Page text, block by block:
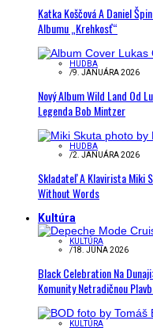
Katka Koščová A Daniel
Albumu „Krehkosť“
HUDBA
/9. JANUÁRA 2026
Nový Album Wild Land Od
Legenda Bob Mintzer
HUDBA
/2. JANUÁRA 2026
Skladateľ A Klavirista Miki
Without Words
Kultúra
KULTÚRA
/18. JÚNA 2026
Black Celebration Na
Komunity Netradičnou
KULTÚRA